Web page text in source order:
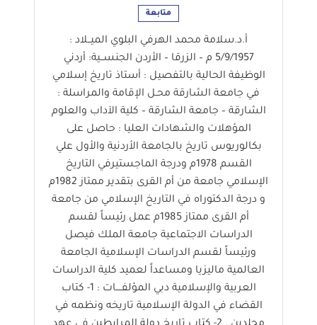
متابعة
أ.د.سلامة محمد الهرفي البلوي الميــلاد :
5/9/1957 م – الزرقا – الأردن الجنســية: أردني
الوظيفة الحالية بالتفصيل : أستاذ تاريخ إسلامي
في جامعة الشارقة محـل الإقامة والمراسلة :
الشارقة – جامعة الشارقة – كلية الآداب والعلوم
المؤهلات والشهادات العليا : حاصل على
بكالوريوس تاريخ بالجامعة الأردنية والأول علي
القسم 1978م ودرجة الماجستيرفي التاريخ
الإسلامي جامعة من أم القرى بتقدير ممتاز 1982م
و درجة الدكتوراه في التاريخ الإسلامي من جامعة
أم القرى ممتاز 1985م عمل رئيساً لقسم
الدراسات الاجتماعية جامعة الملك فيصل
ورئيساً لقسم الدراسات الإسلامية الجامعة
العالمية ماليزيا ومساعداً لعميد كلية الدراسات
العربية والإسلامية دبي المؤلفــــات : 1- كتاب
القضاء في الدولة الإسلامية تاريخه ونظمه في